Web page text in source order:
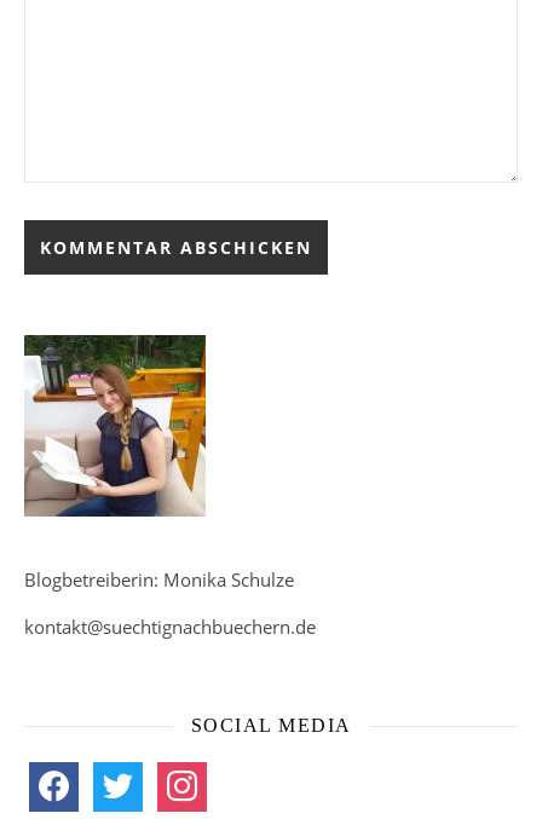
Blogbetreiberin: Monika Schulze
kontakt@suechtignachbuechern.de
SOCIAL MEDIA
facebook twitter instagram